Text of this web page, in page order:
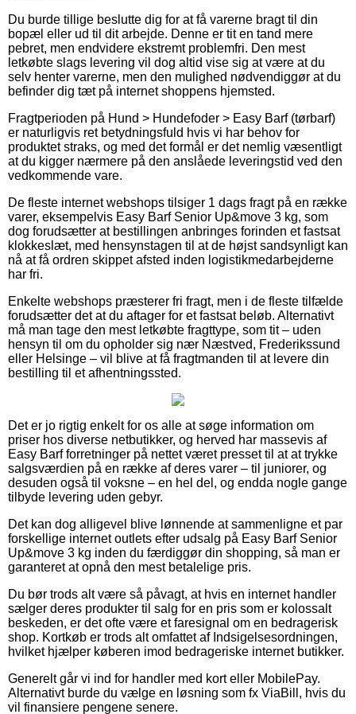
Du burde tillige beslutte dig for at få varerne bragt til din
bopæl eller ud til dit arbejde. Denne er tit en tand mere
pebret, men endvidere ekstremt problemfri. Den mest
letkøbte slags levering vil dog altid vise sig at være at du
selv henter varerne, men den mulighed nødvendiggør at du
befinder dig tæt på internet shoppens hjemsted.
Fragtperioden på Hund > Hundefoder > Easy Barf (tørbarf)
er naturligvis ret betydningsfuld hvis vi har behov for
produktet straks, og med det formål er det nemlig væsentligt
at du kigger nærmere på den anslåede leveringstid ved den
vedkommende vare.
De fleste internet webshops tilsiger 1 dags fragt på en række
varer, eksempelvis Easy Barf Senior Up&move 3 kg, som
dog forudsætter at bestillingen anbringes forinden et fastsat
klokkeslæt, med hensynstagen til at de højst sandsynligt kan
nå at få ordren skippet afsted inden logistikmedarbejderne
har fri.
Enkelte webshops præsterer fri fragt, men i de fleste tilfælde
forudsætter det at du aftager for et fastsat beløb. Alternativt
må man tage den mest letkøbte fragttype, som tit – uden
hensyn til om du opholder sig nær Næstved, Frederikssund
eller Helsinge – vil blive at få fragtmanden til at levere din
bestilling til et afhentningssted.
Det er jo rigtig enkelt for os alle at søge information om
priser hos diverse netbutikker, og herved har massevis af
Easy Barf forretninger på nettet været presset til at at trykke
salgsværdien på en række af deres varer – til juniorer, og
desuden også til voksne – en hel del, og endda nogle gange
tilbyde levering uden gebyr.
Det kan dog alligevel blive lønnende at sammenligne et par
forskellige internet outlets efter udsalg på Easy Barf Senior
Up&move 3 kg inden du færdiggør din shopping, så man er
garanteret at opnå den mest betalelige pris.
Du bør trods alt være så påvagt, at hvis en internet handler
sælger deres produkter til salg for en pris som er kolossalt
beskeden, er det ofte være et faresignal om en bedragerisk
shop. Kortkøb er trods alt omfattet af Indsigelsesordningen,
hvilket hjælper køberen imod bedrageriske internet butikker.
Generelt går vi ind for handler med kort eller MobilePay.
Alternativt burde du vælge en løsning som fx ViaBill, hvis du
vil finansiere pengene senere.